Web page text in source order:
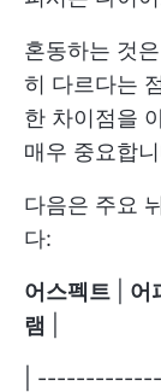
혼동하는 것
히 다르다는
한 차이점을
매우 중요합
다음은 주요
다:
어스펙트 어
램
|